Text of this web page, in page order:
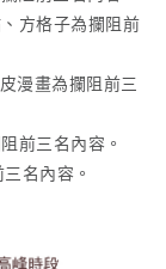
方格子為攔阻前
漫畫為攔阻前三
前三名內容。
名內容。